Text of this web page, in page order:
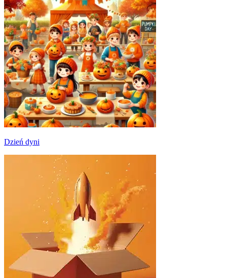
Dzień dyni